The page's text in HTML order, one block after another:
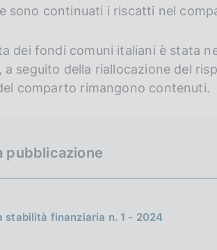
sono continuati i riscatti nel
dei fondi comuni italiani è stata
a seguito della riallocazione del
comparto rimangono contenuti.
pubblicazione
stabilità finanziaria n. 1 - 2024